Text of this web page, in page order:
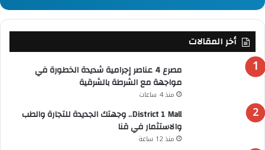
أخر المقالات
مصرع 4 عناصر إجرامية شديدة الخطورة في
مواجهة مع الشرطة بالشرقية
منذ 4 ساعات
District 1 Mall.. وجهتك الجديدة للتجارة والطب
والاستثمار في قنا
منذ 12 ساعة